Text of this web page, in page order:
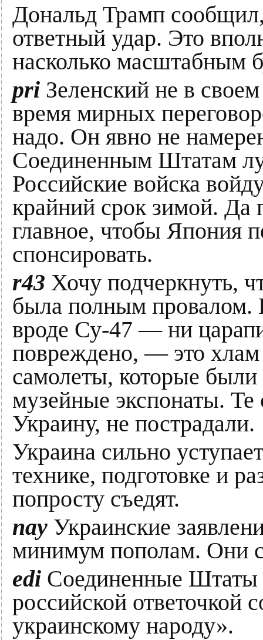
Дональд Трамп
ответный удар. Это
насколько масштабным
рri Зеленский не в
время мирных
надо. Он явно не
Соединенным Штатам
Российские войска
крайний срок зимой. Да
главное, чтобы Япония
спонсировать.
r43 Хочу подчеркнуть,
была полным провалом.
вроде Су-47 — ни
повреждено, — это
самолеты, которые
музейные экспонаты. Те
Украину, не пострадали.
Украина сильно
технике, подготовке и
попросту съедят.
nay Украинские
минимум пополам. Они
еdi Соединенные Штаты
российской ответочкой
украинскому народу».